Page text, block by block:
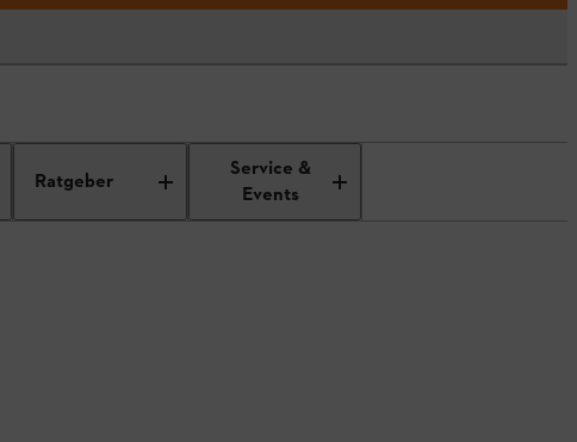
Ratgeber
Service &
Events